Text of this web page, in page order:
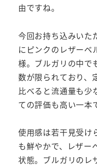
由ですね。
今回お持ち込みいた
にピンクのレザーベ
様。ブルガリの中で
数が限られており、
比べると流通量も少
ての評価も高い一本
使用感は若干見受け
も鮮やかで、レザー
状態。ブルガリのレ